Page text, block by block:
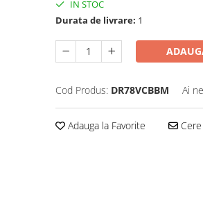
IN STOC
Durata de livrare: 1
Cod Produs: DR78VCBBM Ai
Adauga la Favorite